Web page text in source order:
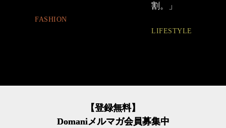
FASHION
割。」
LIFESTYLE
【登録無料】
Domaniメルマガ会員募集中